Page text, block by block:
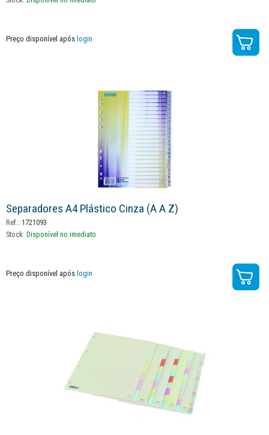
Preço disponível após login
Separadores A4 Plástico Cinza (a A Z)
Ref.: 1721093
Stock: Disponível no imediato
Preço disponível após login